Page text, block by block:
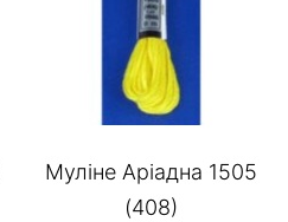
Муліне Аріадна 1505
(408)